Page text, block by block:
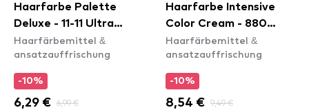
Haarfarbe Palette
Deluxe - 11-11 Ultra
Titanium
Haarfärbemittel &
ansatzauffrischung
-10%
6,29 € 6,99 €
Haarfarbe Intensive
Color Cream - 880
Dark Brown
Haarfärbemittel &
ansatzauffrischung
-10%
8,54 € 9,49 €